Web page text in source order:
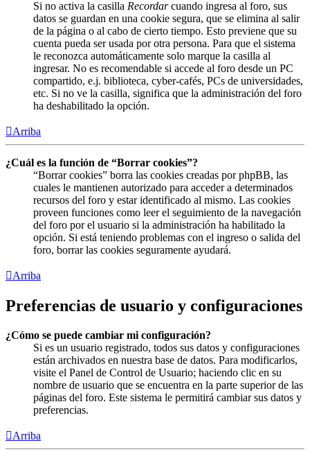
Si no activa la casilla Recordarcuando ingresa al foro, sus
datos se guardan en una cookie segura, que se elimina al salir
de la página o al cabo de cierto tiempo. Esto previene que su
cuenta pueda ser usada por otra persona. Para que el sistema
le reconozca automáticamente solo marque la casilla al
ingresar. No es recomendable si accede al foro desde un PC
compartido, e.j. biblioteca, cyber-cafés, PCs de universidades,
etc. Si no ve la casilla, significa que la administración del foro
ha deshabilitado la opción.
Arriba
¿Cuál es la función de “Borrar cookies”?
“Borrar cookies” borra las cookies creadas por phpBB, las
cuales le mantienen autorizado para acceder a determinados
recursos del foro y estar identificado al mismo. Las cookies
proveen funciones como leer el seguimiento de la navegación
del foro por el usuario si la administración ha habilitado la
opción. Si está teniendo problemas con el ingreso o salida del
foro, borrar las cookies seguramente ayudará.
Arriba
Preferencias de usuario y configuraciones
¿Cómo se puede cambiar mi configuración?
Si es un usuario registrado, todos sus datos y configuraciones
están archivados en nuestra base de datos. Para modificarlos,
visite el Panel de Control de Usuario; haciendo clic en su
nombre de usuario que se encuentra en la parte superior de las
páginas del foro. Este sistema le permitirá cambiar sus datos y
preferencias.
Arriba